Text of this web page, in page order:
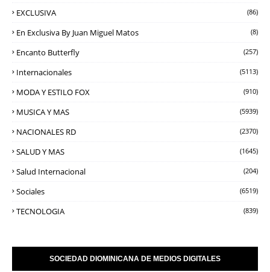
EXCLUSIVA (86)
En Exclusiva By Juan Miguel Matos (8)
Encanto Butterfly (257)
Internacionales (5113)
MODA Y ESTILO FOX (910)
MUSICA Y MAS (5939)
NACIONALES RD (2370)
SALUD Y MAS (1645)
Salud Internacional (204)
Sociales (6519)
TECNOLOGIA (839)
SOCIEDAD DIOMINICANA DE MEDIOS DIGITALES